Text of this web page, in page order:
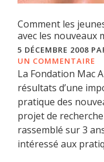
Comment les
avec les nouveaux
5 DÉCEMBRE 2008
UN COMMENTAIRE
La Fondation Mac
résultats d’une
pratique des
projet de
rassemblé sur 3
intéressé aux